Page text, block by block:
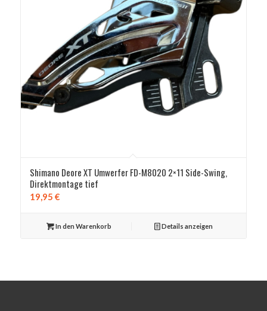
Shimano Deore XT Umwerfer FD-M8020 2×11 Side-Swing,
Direktmontage tief
19,95 €
In den Warenkorb Details anzeigen